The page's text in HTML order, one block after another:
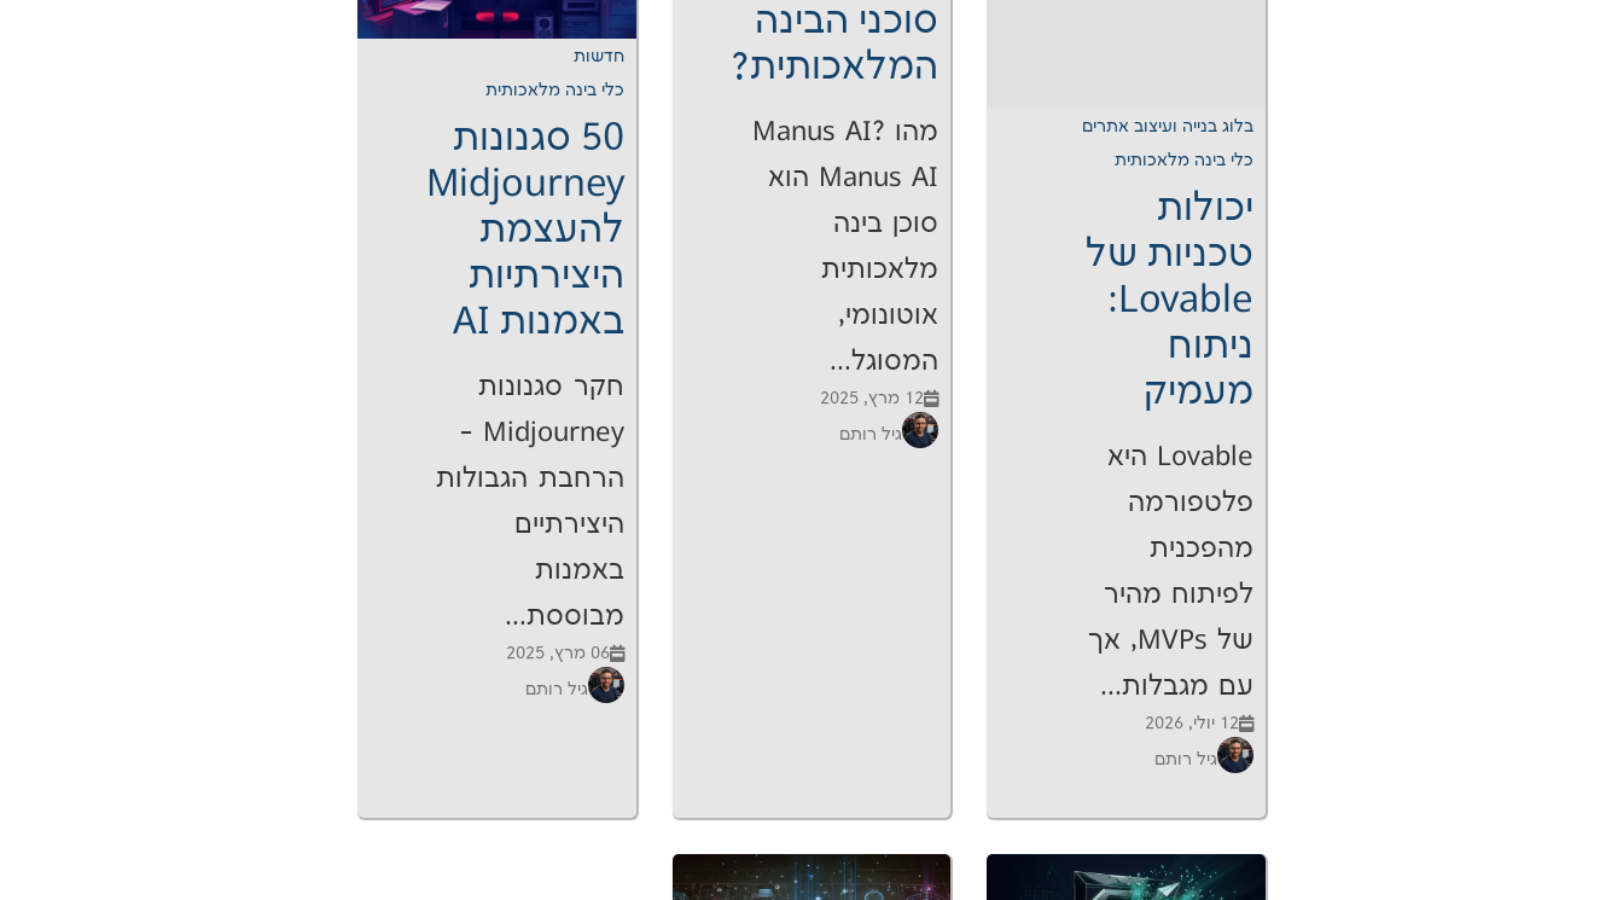
בלוג בנייה ועיצוב אתרים
כלי בינה מלאכותית
יכולות
טכניות של
Lovable:
ניתוח
מעמיק
Lovable היא
פלטפורמה
מהפכנית
לפיתוח מהיר
של MVPs, אך
עם מגבלות...
12 יולי, 2026
גיל רותם
סוכני הבינה
המלאכותית?
מהו Manus AI?
Manus AI הוא
סוכן בינה
מלאכותית
אוטונומי,
המסוגל...
12 מרץ, 2025
גיל רותם
חדשות
כלי בינה מלאכותית
50 סגנונות
Midjourney
להעצמת
היצירתיות
באמנות AI
חקר סגנונות
Midjourney -
הרחבת הגבולות
היצירתיים
באמנות
מבוססת...
06 מרץ, 2025
גיל רותם